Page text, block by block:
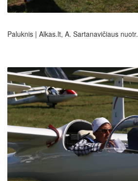
Paluknis | Alkas.lt, A. Sartanavičiaus nuotr.